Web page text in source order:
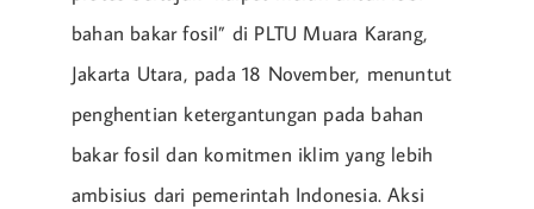
bahan bakar fosil” di PLTU Muara Karang,
Jakarta Utara, pada 18 November, menuntut
penghentian ketergantungan pada bahan
bakar fosil dan komitmen iklim yang lebih
ambisius dari pemerintah Indonesia. Aksi